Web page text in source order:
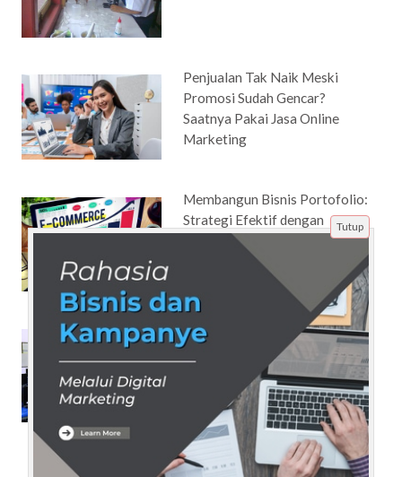
Penjualan Tak Naik Meski
Promosi Sudah Gencar?
Saatnya Pakai Jasa Online
Marketing
Membangun Bisnis Portofolio:
Strategi Efektif dengan
Promosi Online
Ma'soem University Bandung
Universitas yang Selalu Update
dengan Teknologi
Tutup